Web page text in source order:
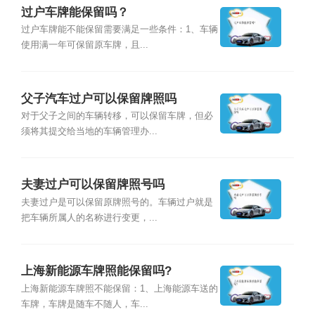
过户车牌能保留吗？
过户车牌能不能保留需要满足一些条件：1、车辆
使用满一年可保留原车牌，且...
父子汽车过户可以保留牌照吗
对于父子之间的车辆转移，可以保留车牌，但必
须将其提交给当地的车辆管理办...
夫妻过户可以保留牌照号吗
夫妻过户是可以保留原牌照号的。车辆过户就是
把车辆所属人的名称进行变更，...
上海新能源车牌照能保留吗?
上海新能源车牌照不能保留：1、上海能源车送的
车牌，车牌是随车不随人，车...